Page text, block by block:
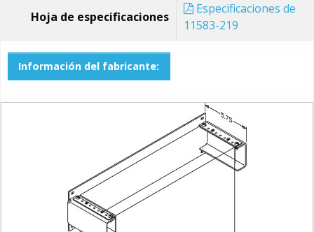
Hoja de especificaciones
Especificaciones de
11583-219
Información del fabricante: